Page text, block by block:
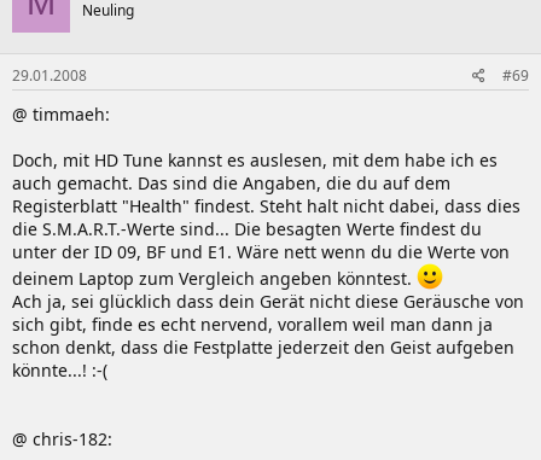
Diese Verknüpfung kopiert ihr nach
Users\Startmenü\Programme\Autostart
irgendeine Fehlermeldung beim Start des
SpeedUpManagers erscheinen, kann es sein das ihr
Wenn alles glatt gelaufen ist, könnt ihr mit Hilfe von
FN+F8 auf der Tastatur, zwischen den einzelnen
Stufen hin- und herschalten.
Silent-Modus:Lüfter ist komplett aus. Springt erst bei
ca 60° an.
Normal-Modus: Lüfter arbeitet normal. Springt ab
und zu mal an.
Speed-Modus:Funktioniert nur, wenn eine
Anwendung läuft. Bsp.: ein Spiel etc. Ich galub dann
wird nur die Priorität der Anwendung höher
Neuling
29.01.2008 #69
@ timmaeh:
Doch, mit HD Tune kannst es auslesen, mit dem habe ich es
auch gemacht. Das sind die Angaben, die du auf dem
Registerblatt "Health" findest. Steht halt nicht dabei, dass dies
die S.M.A.R.T.-Werte sind... Die besagten Werte findest du
unter der ID 09, BF und E1. Wäre nett wenn du die Werte von
deinem Laptop zum Vergleich angeben könntest.
Ach ja, sei glücklich dass dein Gerät nicht diese Geräusche von
sich gibt, finde es echt nervend, vorallem weil man dann ja
schon denkt, dass die Festplatte jederzeit den Geist aufgeben
könnte...! :-(
@ chris-182: